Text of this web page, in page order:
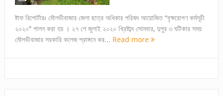
ষ্টাফ রিপোর্টারঃ মৌলভীবাজার জেলা ছাত্র অধিকার পরিষদ আয়োজিত “বৃক্ষরোপণ কর্মসূচী
২০২০” পালন করা হয় । ২৭ শে জুলাই ২০২০ খ্রিষ্টাব্দ সোমবার, দুপুর ৩ ঘটিকার সময়
মৌলভীবাজার সরকারি কলেজ প্রাঙ্গনে কর... Read more